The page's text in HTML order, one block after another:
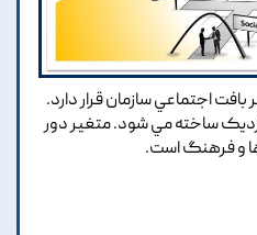
اجتماعي سازمان قرار دارد.
ساخته مي شود. متغير دور
و فرهنگ است.